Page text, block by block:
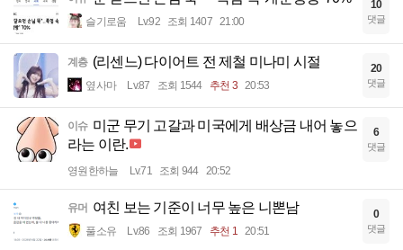
슬기로움 Lv.92 조회 1407 21:00
10
댓글
계층 (리센느) 다이어트 전 제철 미나미 시절
옆사마 Lv.87 조회 1544 추천 3 20:53
20
댓글
이슈 미군 무기 고갈과 미국에게 배상금 내어 놓으
라는 이란.
영원한하늘 Lv.71 조회 944 20:52
6
댓글
유머 여친 보는 기준이 너무 높은 니뽄남
풀소유 Lv.86 조회 1967 추천 1 20:51
0
댓글